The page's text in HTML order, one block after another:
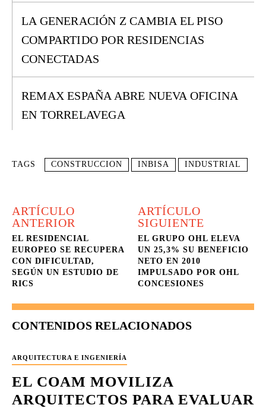
LA GENERACIÓN Z CAMBIA EL PISO
COMPARTIDO POR RESIDENCIAS
CONECTADAS
REMAX ESPAÑA ABRE NUEVA OFICINA
EN TORRELAVEGA
TAGS CONSTRUCCION INBISA INDUSTRIAL
ARTÍCULO
ANTERIOR
EL RESIDENCIAL
EUROPEO SE RECUPERA
CON DIFICULTAD,
SEGÚN UN ESTUDIO DE
RICS
ARTÍCULO
SIGUIENTE
EL GRUPO OHL ELEVA
UN 25,3% SU BENEFICIO
NETO EN 2010
IMPULSADO POR OHL
CONCESIONES
CONTENIDOS RELACIONADOS
ARQUITECTURA E INGENIERÍA
EL COAM MOVILIZA
ARQUITECTOS PARA EVALUAR